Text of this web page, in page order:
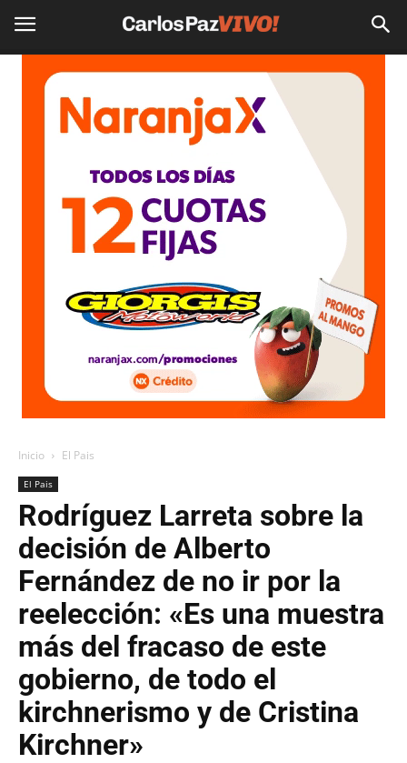
Inicio El Pais
El Pais
Rodríguez Larreta sobre la
decisión de Alberto
Fernández de no ir por la
reelección: «Es una muestra
más del fracaso de este
gobierno, de todo el
kirchnerismo y de Cristina
Kirchner»